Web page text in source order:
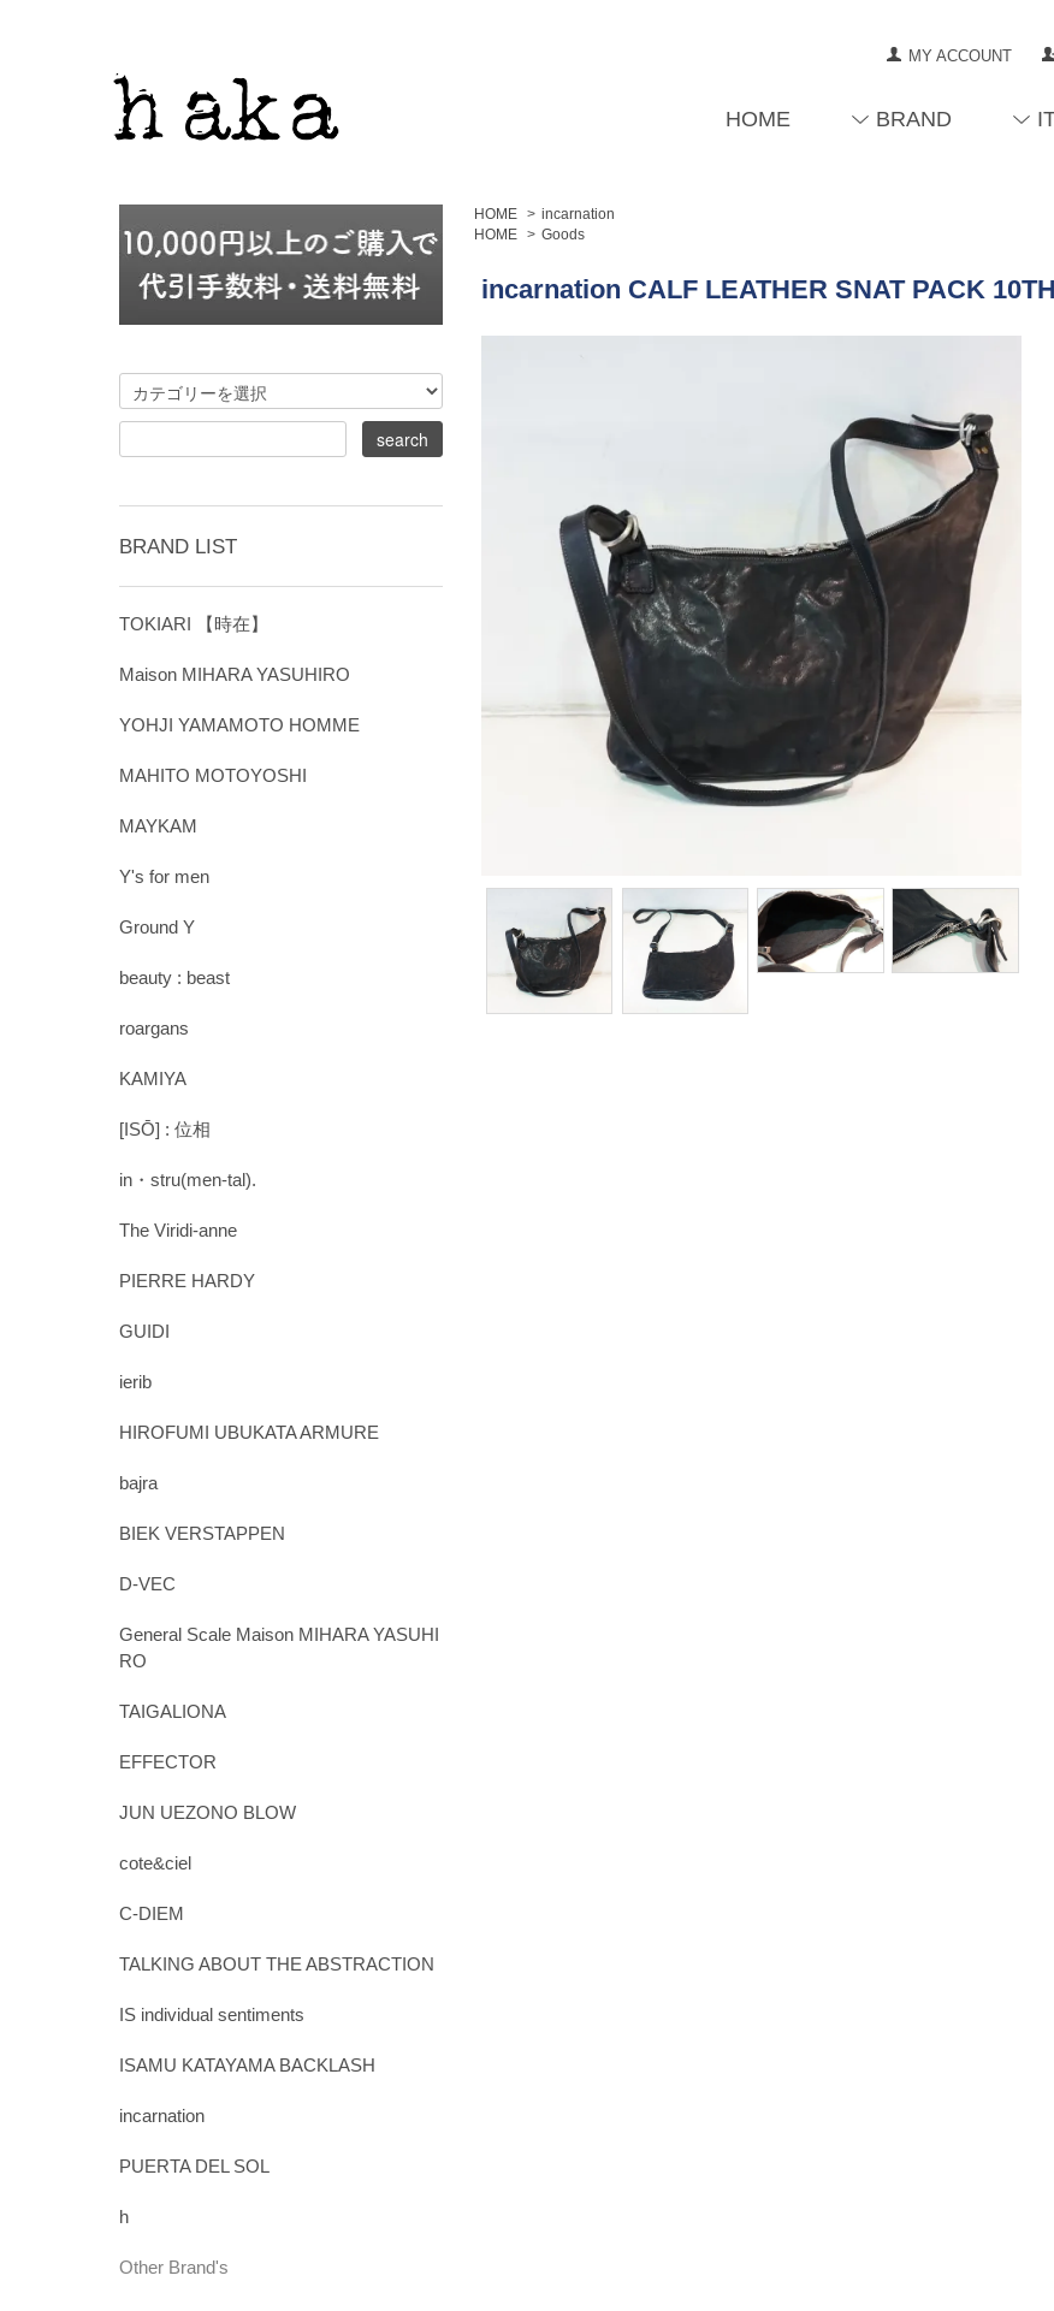
MY ACCOUNT
HOME BRAND
HOME > incarnation
HOME
> Goods
incarnation CALF LEATHER SNAT PACK
BRAND LIST
TOKIARI 【時在】
Maison MIHARA YASUHIRO
YOHJI YAMAMOTO HOMME
MAHITO MOTOYOSHI
MAYKAM
Y's for men
Ground Y
beauty : beast
roargans
KAMIYA
[ISŌ] : 位相
in・stru(men-tal).
The Viridi-anne
PIERRE HARDY
GUIDI
ierib
HIROFUMI UBUKATA ARMURE
bajra
BIEK VERSTAPPEN
D-VEC
General Scale Maison MIHARA YASUHI
RO
TAIGALIONA
EFFECTOR
JUN UEZONO BLOW
cote&ciel
C-DIEM
TALKING ABOUT THE ABSTRACTION
IS individual sentiments
ISAMU KATAYAMA BACKLASH
incarnation
PUERTA DEL SOL
h
Other Brand's